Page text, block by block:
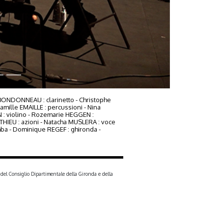
: clarinetto - Christophe
EMAILLE : percussioni - Nina
violino - Rozemarie HEGGEN :
: azioni - Natacha MUSLERA : voce
- Dominique REGEF : ghironda -
Consiglio Dipartimentale della Gironda e della